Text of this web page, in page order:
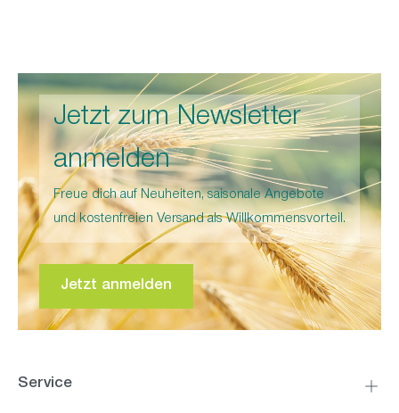
Jetzt zum Newsletter
anmelden
Freue dich auf Neuheiten, saisonale Angebote
und kostenfreien Versand als Willkommensvorteil.
Jetzt anmelden
Service